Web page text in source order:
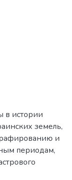
в истории
земель,
и
периодам,